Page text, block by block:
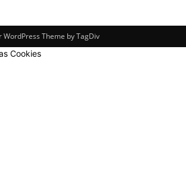
Theme by TagDiv
Cookies